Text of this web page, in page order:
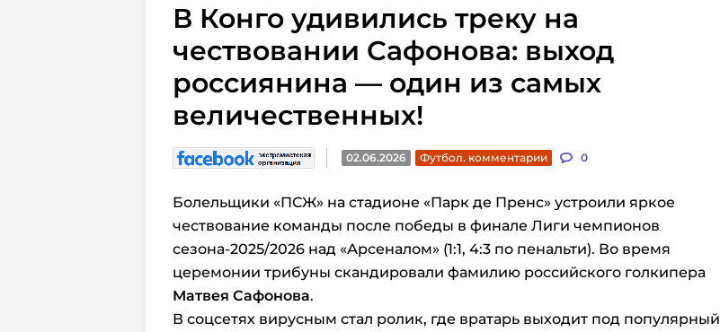
В Конго удивились треку на
чествовании Сафонова: выход
россиянина — один из самых
величественных!
02.06.2026 Футбол. комментарии 0
Болельщики «ПСЖ» на стадионе «Парк де Пренс» устроили яркое
чествование команды после победы в финале Лиги чемпионов
сезона-2025/2026 над «Арсеналом» (1:1, 4:3 по пенальти). Во время
церемонии трибуны скандировали фамилию российского голкипера
Матвея Сафонова.
В соцсетях вирусным стал ролик, где вратарь выходит под популярный